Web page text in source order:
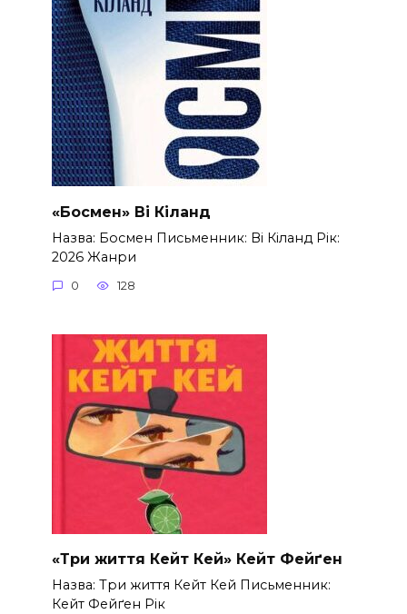
«Босмен» Ві Кіланд
Назва: Босмен Письменник: Ві Кіланд Рік:
2026 Жанри
0 128
«Три життя Кейт Кей» Кейт Фейґен
Назва: Три життя Кейт Кей Письменник:
Кейт Фейґен Рік